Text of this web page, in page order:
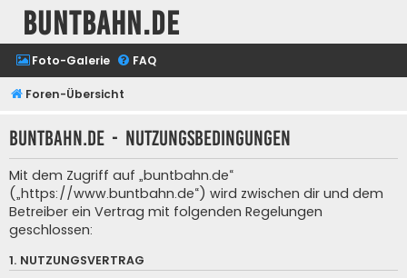
buntbahn.de
Foto-Galerie FAQ
Foren-Übersicht
buntbahn.de - Nutzungsbedingungen
Mit dem Zugriff auf „buntbahn.de“
(„https://www.buntbahn.de“) wird zwischen dir und dem
Betreiber ein Vertrag mit folgenden Regelungen
geschlossen:
1. NUTZUNGSVERTRAG